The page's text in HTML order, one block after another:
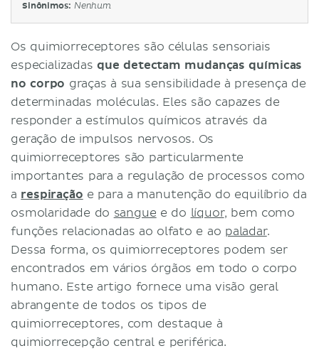
Sinônimos: Nenhum
Os quimiorreceptores são células sensoriais
especializadasque detectam mudanças químicas
no corpo graças à sua sensibilidade à presença de
determinadas moléculas. Eles são capazes de
responder a estímulos químicos através da
geração de impulsos nervosos. Os
quimiorreceptores são particularmente
importantes para a regulação de processos como
a respiração e para a manutenção do equilíbrio da
osmolaridade do sangue e do líquor, bem como
funções relacionadas ao olfato e ao paladar.
Dessa forma, os quimiorreceptores podem ser
encontrados em vários órgãos em todo o corpo
humano. Este artigo fornece uma visão geral
abrangente de todos os tipos de
quimiorreceptores, com destaque à
quimiorrecepção central e periférica.